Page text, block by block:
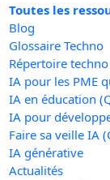
Toutes les
Blog
Glossaire Techno
Répertoire techno
IA pour les PME
IA en éducation
IA pour
Faire sa veille IA
IA générative
Actualités